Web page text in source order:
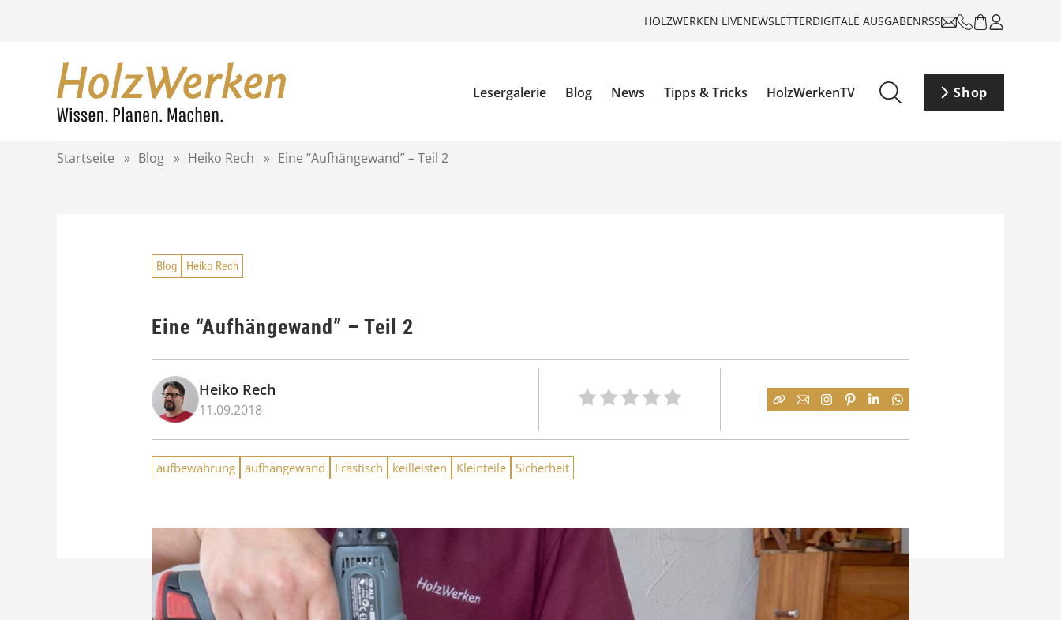
HOLZWERKEN LIVENEWSLETTERDIGITALE AUSGABENRSS
Lesergalerie Blog News Tipps & Tricks HolzWerkenTV Shop
Startseite » Blog » Heiko Rech » Eine “Aufhängewand” – Teil 2
Blog Heiko Rech
Eine “Aufhängewand” – Teil 2
Heiko Rech
11.09.2018
aufbewahrung aufhängewand Frästisch keilleisten Kleinteile Sicherheit